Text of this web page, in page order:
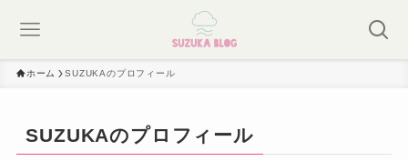
ホーム SUZUKAのプロフィール
SUZUKAのプロフィール